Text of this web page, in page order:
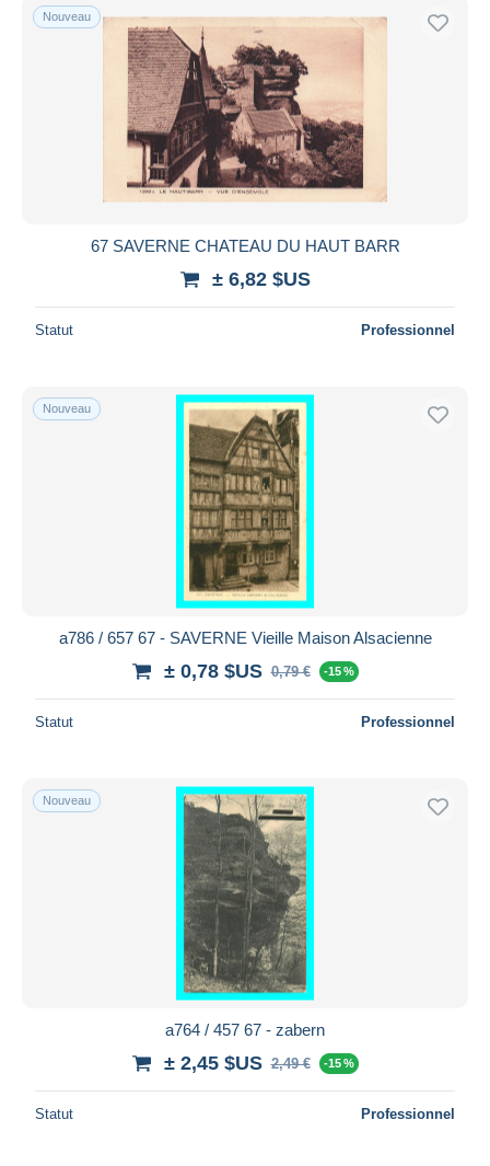
Nouveau
67 SAVERNE CHATEAU DU HAUT BARR
± 6,82 $US
Statut Professionnel
Nouveau
a786 / 657 67 - SAVERNE Vieille Maison Alsacienne
± 0,78 $US 0,79 € -15 %
Statut Professionnel
Nouveau
a764 / 457 67 - zabern
± 2,45 $US 2,49 € -15 %
Statut Professionnel